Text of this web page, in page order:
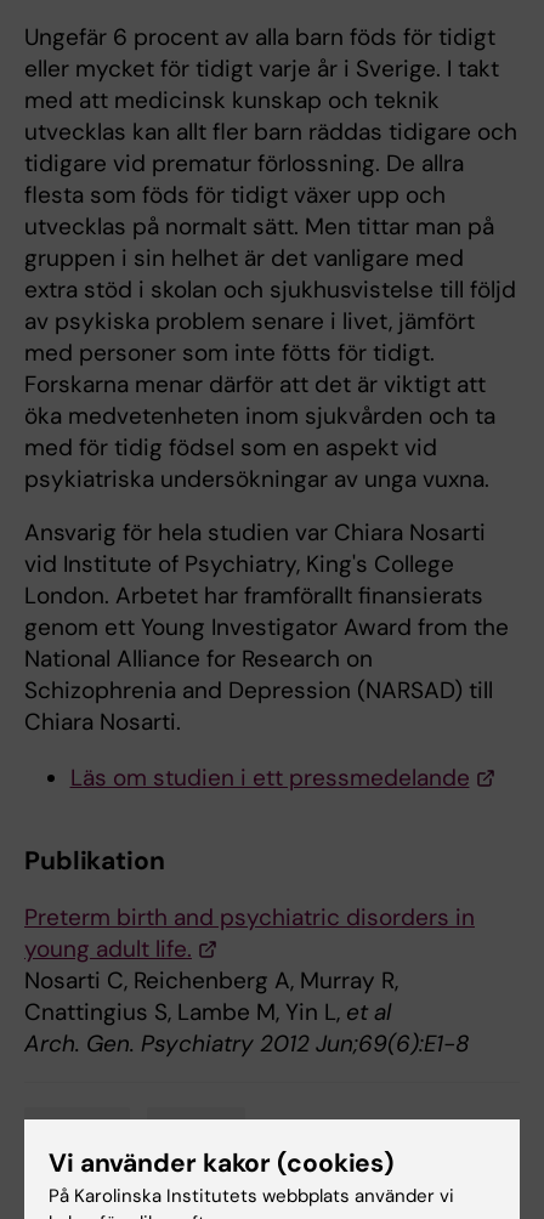
Ungefär 6 procent av alla barn föds för tidigt
eller mycket för tidigt varje år i Sverige. I takt
med att medicinsk kunskap och teknik
utvecklas kan allt fler barn räddas tidigare och
tidigare vid prematur förlossning. De allra
flesta som föds för tidigt växer upp och
utvecklas på normalt sätt. Men tittar man på
gruppen i sin helhet är det vanligare med
extra stöd i skolan och sjukhusvistelse till följd
av psykiska problem senare i livet, jämfört
med personer som inte fötts för tidigt.
Forskarna menar därför att det är viktigt att
öka medvetenheten inom sjukvården och ta
med för tidig födsel som en aspekt vid
psykiatriska undersökningar av unga vuxna.
Ansvarig för hela studien var Chiara Nosarti
vid Institute of Psychiatry, King's College
London. Arbetet har framförallt finansierats
genom ett Young Investigator Award from the
National Alliance for Research on
Schizophrenia and Depression (NARSAD) till
Chiara Nosarti.
Läs om studien i ett pressmedelande
Publikation
Preterm birth and psychiatric disorders in
young adult life.
Nosarti C, Reichenberg A, Murray R,
Cnattingius S, Lambe M, Yin L, et al
Arch. Gen. Psychiatry 2012 Jun;69(6):E1-8
Tags
Vi använder kakor (cookies)
På Karolinska Institutets webbplats använder vi